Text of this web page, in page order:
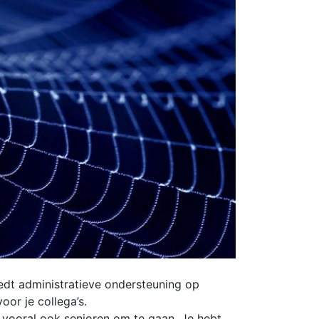
administratieve ondersteuning op
je collega’s.